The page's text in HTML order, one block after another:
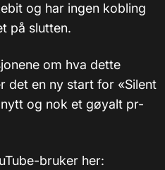
og har ingen kobling
på slutten.
om hva dette
det en ny start for «Silent
og nok et gøyalt pr-
bruker her: